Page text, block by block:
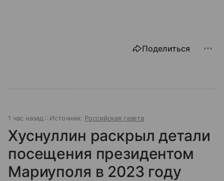
Поделиться
1 час назад Источник: Российская газета
Хуснуллин раскрыл детали
посещения президентом
Мариуполя в 2023 году